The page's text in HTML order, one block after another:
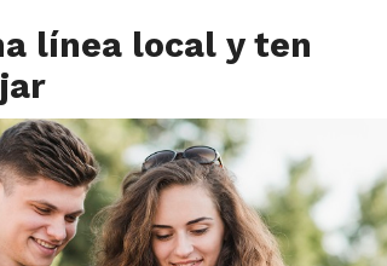
línea local y ten